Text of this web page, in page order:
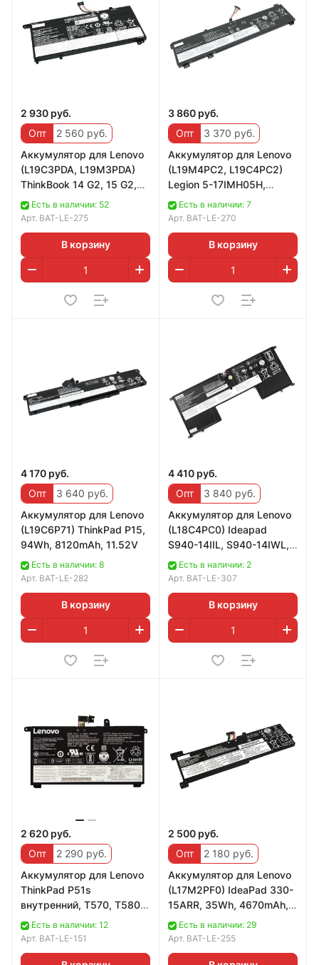
2 930 руб.
Опт
2 560 руб.
Аккумулятор для Lenovo
(L19C3PDA, L19M3PDA)
ThinkBook 14 G2, 15 G2,
15 G3, 45Wh, 3900mAh,
11.55V
Есть в наличии: 52
Арт. BAT-LE-275
В корзину
3 860 руб.
Опт
3 370 руб.
Аккумулятор для Lenovo
(L19M4PC2, L19C4PC2)
Legion 5-17IMH05H,
80Wh, 5350mAh, 15.36V,
long
Есть в наличии: 7
Арт. BAT-LE-270
В корзину
4 170 руб.
Опт
3 640 руб.
Аккумулятор для Lenovo
(L19C6P71) ThinkPad P15,
94Wh, 8120mAh, 11.52V
Есть в наличии: 8
Арт. BAT-LE-282
В корзину
4 410 руб.
Опт
3 840 руб.
Аккумулятор для Lenovo
(L18C4PC0) Ideapad
S940-14IIL, S940-14IWL,
52Wh, 6755mAh, 7.72V
Есть в наличии: 2
Арт. BAT-LE-307
В корзину
2 620 руб.
Опт
2 290 руб.
Аккумулятор для Lenovo
ThinkPad P51s
внутренний, T570, T580
(00UR892), 32Wh,
2095mAh, 15.2V
Есть в наличии: 12
Арт. BAT-LE-151
2 500 руб.
Опт
2 180 руб.
Аккумулятор для Lenovo
(L17M2PF0) IdeaPad 330-
15ARR, 35Wh, 4670mAh,
7.5VЕсть в наличии: 29
Арт. BAT-LE-255